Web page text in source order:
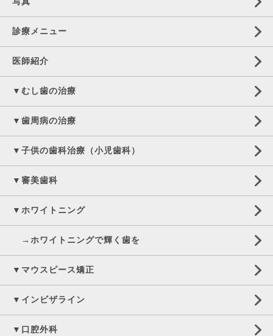
診療メニュー
医師紹介
▼むし歯の治療
▼歯周病の治療
▼子供の歯科治療（小児歯科）
▼審美歯科
▼ホワイトニング
→ホワイトニングで輝く歯を
▼マウスピース矯正
▼インビザライン
▼口腔外科